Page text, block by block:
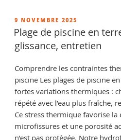
béton
:
avantages
et
applications
PUBLIÉ
LE
9 NOVEMBRE 2025
Plage de piscine en
glissance, entretien
Comprendre les contraintes
piscine Les plages de piscine
fortes variations thermiques :
répété avec l’eau plus fraîche,
Ce stress thermique favorise
microfissures et une porosité
n’est pas protégée. Notre